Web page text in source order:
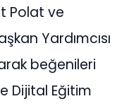
Polat ve
Yardımcısı
beğenileri
Dijital Eğitim